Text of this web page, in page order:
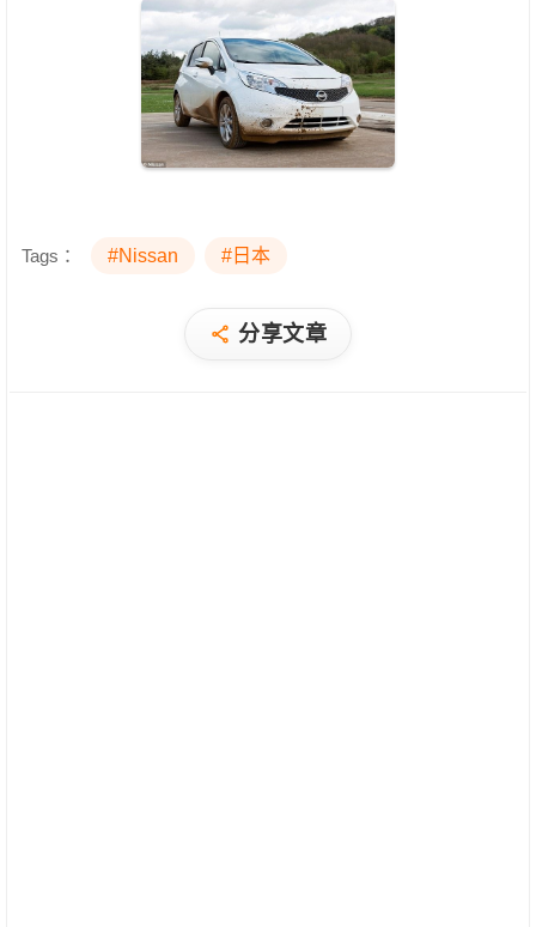
Tags： #Nissan #日本
分享文章